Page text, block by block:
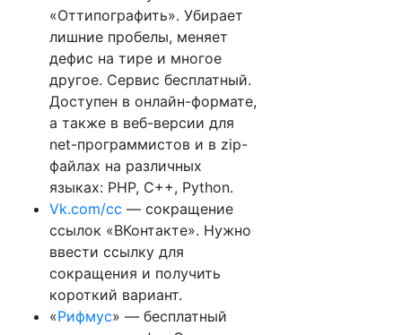
«Оттипографить». Убирает
лишние пробелы, меняет
дефис на тире и многое
другое. Сервис бесплатный.
Доступен в онлайн-формате,
а также в веб-версии для
net-программистов и в zip-
файлах на различных
языках: PHP, C++, Python.
Vk.com/cc — сокращение
ссылок «ВКонтакте». Нужно
ввести ссылку для
сокращения и получить
короткий вариант.
«Рифмус» — бесплатный